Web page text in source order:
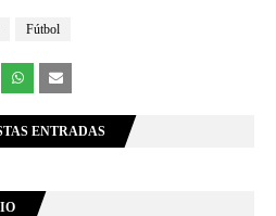
Fútbol
ENTRADAS